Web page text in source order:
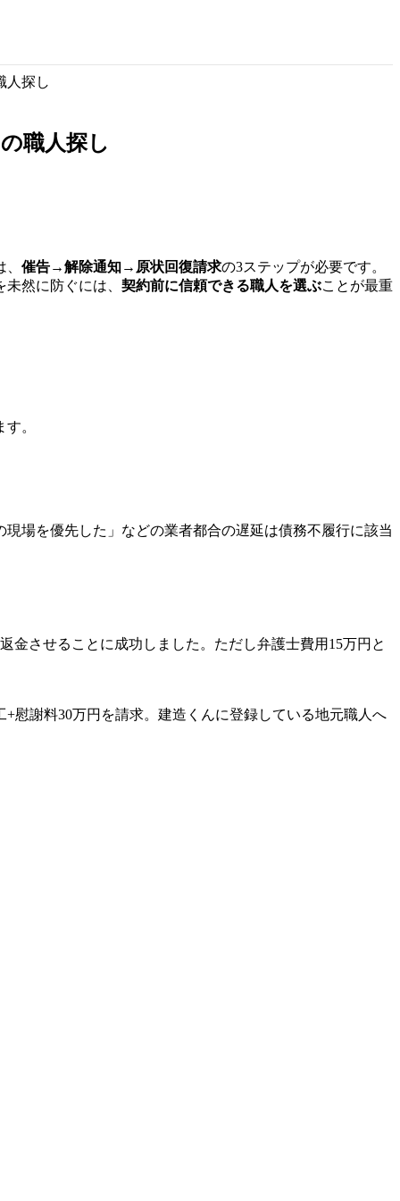
人探し
職人探し
催告→解除通知→原状回復請求の3ステップが必要です。
然に防ぐには、 契約前に信頼できる職人を選ぶことが最重
。
場を優先した」などの業者都合の遅延は債務不履行に該当
させることに成功しました。ただし弁護士費用15万円と
慰謝料30万円を請求。建造くんに登録している地元職人へ